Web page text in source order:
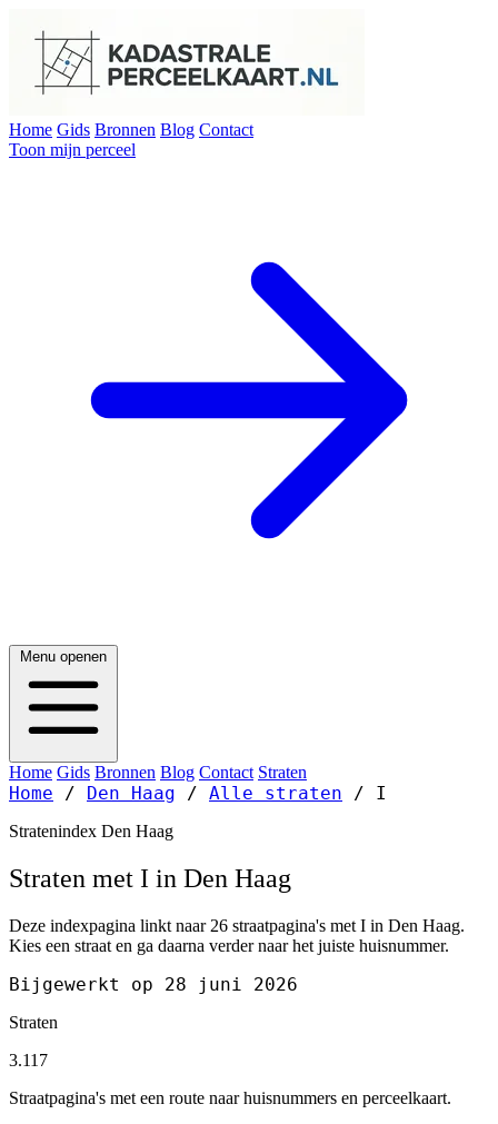
Home Gids Bronnen Blog Contact
Toon mijn perceel
Menu openen
Home Gids Bronnen Blog Contact Straten
Home / Den Haag / Alle straten / I
Stratenindex Den Haag
Straten met I in Den Haag
Deze indexpagina linkt naar 26 straatpagina's met I in Den Haag.
Kies een straat en ga daarna verder naar het juiste huisnummer.
Bijgewerkt op 28 juni 2026
Straten
3.117
Straatpagina's met een route naar huisnummers en perceelkaart.